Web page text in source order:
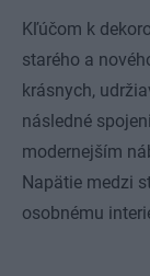
Kľúčom k
starého a
krásnych,
následné
modernejším
Napätie medzi
osobnému